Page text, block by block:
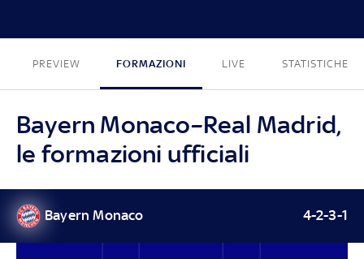
PREVIEW FORMAZIONI LIVE STATISTICHE
Bayern Monaco–Real Madrid,
le formazioni ufficiali
Bayern Monaco 4-2-3-1